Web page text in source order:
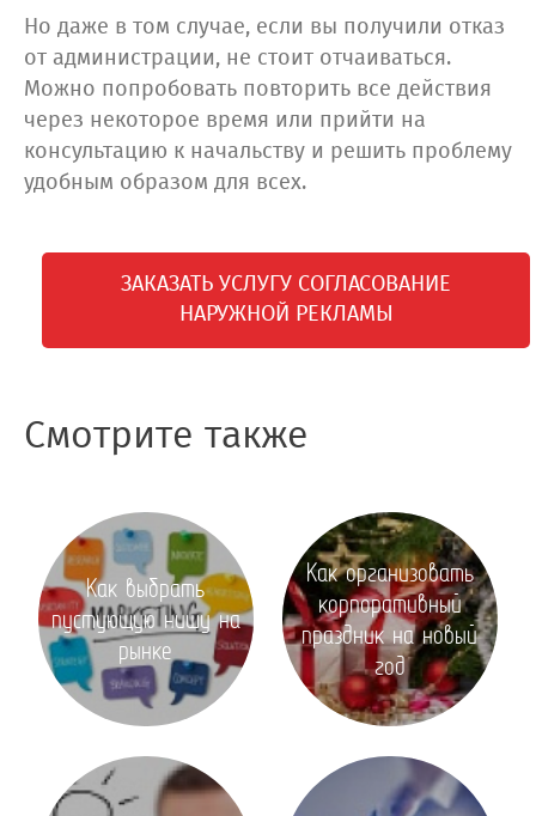
Но даже в том случае, если вы получили отказ
от администрации, не стоит отчаиваться.
Можно попробовать повторить все действия
через некоторое время или прийти на
консультацию к начальству и решить проблему
удобным образом для всех.
ЗАКАЗАТЬ УСЛУГУ СОГЛАСОВАНИЕ
НАРУЖНОЙ РЕКЛАМЫ
Смотрите также
Как выбрать
пустующую нишу на
рынке
Как организовать
корпоративный
праздник на новый
год